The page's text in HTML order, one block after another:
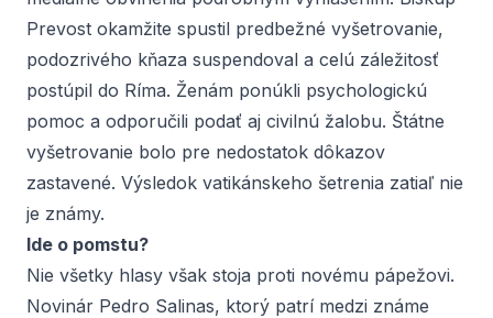
Prevost okamžite spustil predbežné vyšetrovanie,
podozrivého kňaza suspendoval a celú záležitosť
postúpil do Ríma. Ženám ponúkli psychologickú
pomoc a odporučili podať aj civilnú žalobu. Štátne
vyšetrovanie bolo pre nedostatok dôkazov
zastavené. Výsledok vatikánskeho šetrenia zatiaľ nie
je známy.
Ide o pomstu?
Nie všetky hlasy však stoja proti novému pápežovi.
Novinár Pedro Salinas, ktorý patrí medzi známe